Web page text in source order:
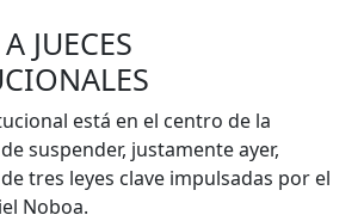
JUECES
está en el centro de la
suspender, justamente ayer,
tres leyes clave impulsadas por el
Noboa.